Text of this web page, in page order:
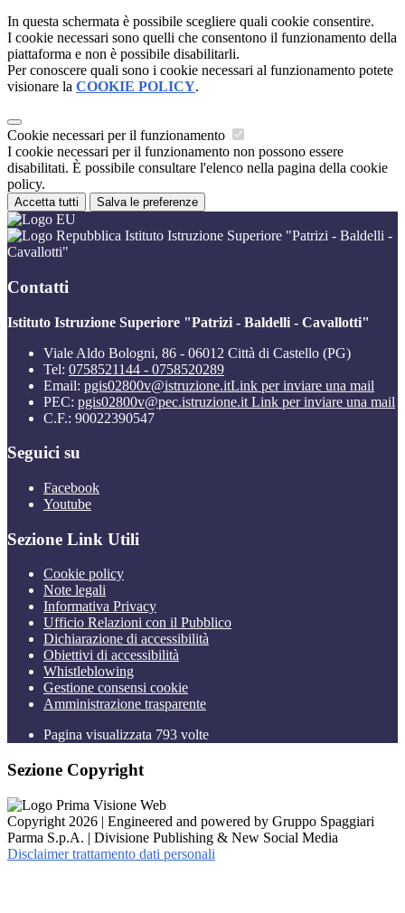
In questa schermata è possibile scegliere quali cookie consentire.
I cookie necessari sono quelli che consentono il funzionamento della
piattaforma e non è possibile disabilitarli.
Per conoscere quali sono i cookie necessari al funzionamento potete
visionare la COOKIE POLICY.
Cookie necessari per il funzionamento
I cookie necessari per il funzionamento non possono essere
disabilitati. È possibile consultare l'elenco nella pagina della cookie
policy.
Accetta tutti Salva le preferenze
Istituto Istruzione Superiore "Patrizi - Baldelli -
Cavallotti"
Contatti
Istituto Istruzione Superiore "Patrizi - Baldelli - Cavallotti"
Viale Aldo Bologni, 86 - 06012 Città di Castello (PG)
Tel: 0758521144 - 0758520289
Email: pgis02800v@istruzione.itLink per inviare una mail
PEC: pgis02800v@pec.istruzione.it Link per inviare una mail
C.F.: 90022390547
Seguici su
Facebook
Youtube
Sezione Link Utili
Cookie policy
Note legali
Informativa Privacy
Ufficio Relazioni con il Pubblico
Dichiarazione di accessibilità
Obiettivi di accessibilità
Whistleblowing
Gestione consensi cookie
Amministrazione trasparente
Pagina visualizzata 793 volte
Sezione Copyright
Copyright 2026 | Engineered and powered by Gruppo Spaggiari
Parma S.p.A. | Divisione Publishing & New Social Media
Disclaimer trattamento dati personali